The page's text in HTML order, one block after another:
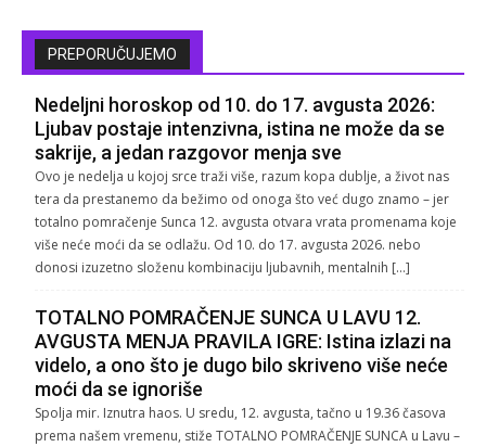
PREPORUČUJEMO
Nedeljni horoskop od 10. do 17. avgusta 2026:
Ljubav postaje intenzivna, istina ne može da se
sakrije, a jedan razgovor menja sve
Ovo je nedelja u kojoj srce traži više, razum kopa dublje, a život nas
tera da prestanemo da bežimo od onoga što već dugo znamo – jer
totalno pomračenje Sunca 12. avgusta otvara vrata promenama koje
više neće moći da se odlažu. Od 10. do 17. avgusta 2026. nebo
donosi izuzetno složenu kombinaciju ljubavnih, mentalnih […]
TOTALNO POMRAČENJE SUNCA U LAVU 12.
AVGUSTA MENJA PRAVILA IGRE: Istina izlazi na
videlo, a ono što je dugo bilo skriveno više neće
moći da se ignoriše
Spolja mir. Iznutra haos. U sredu, 12. avgusta, tačno u 19.36 časova
prema našem vremenu, stiže TOTALNO POMRAČENJE SUNCA u Lavu –